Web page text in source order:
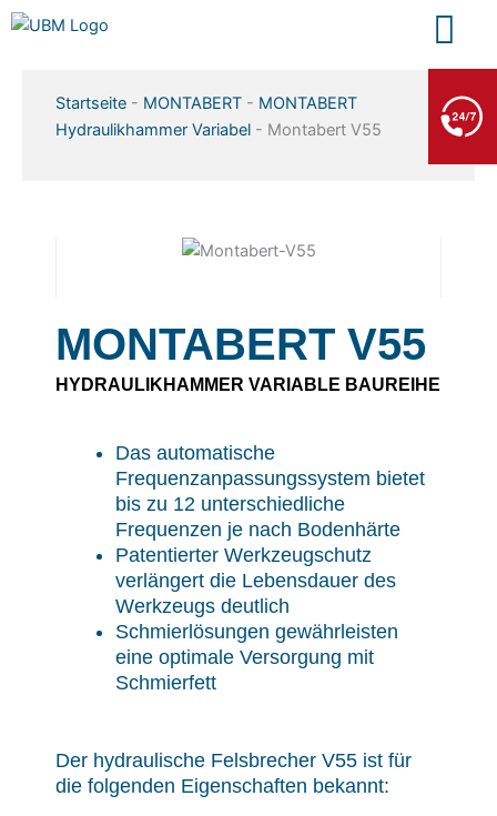
Zum
Inhalt
+49 7552 93665 13
Kein PKW-Service
Startseite - MONTABERT - MONTABERT
Hydraulikhammer Variabel - Montabert V55
MONTABERT V55
HYDRAULIKHAMMER VARIABLE BAUREIHE
Das automatische
Frequenzanpassungssystem bietet
bis zu 12 unterschiedliche
Frequenzen je nach Bodenhärte
Patentierter Werkzeugschutz
verlängert die Lebensdauer des
Werkzeugs deutlich
Schmierlösungen gewährleisten
eine optimale Versorgung mit
Schmierfett
Der hydraulische Felsbrecher V55 ist für
die folgenden Eigenschaften bekannt: